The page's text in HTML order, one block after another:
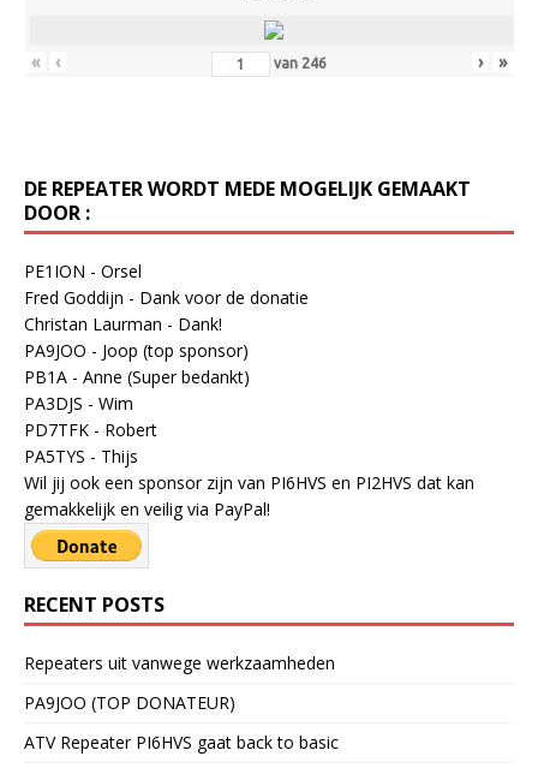
« ‹ van 246 › »
DE REPEATER WORDT MEDE MOGELIJK GEMAAKT
DOOR :
PE1ION - Orsel
Fred Goddijn - Dank voor de donatie
Christan Laurman - Dank!
PA9JOO - Joop (top sponsor)
PB1A - Anne (Super bedankt)
PA3DJS - Wim
PD7TFK - Robert
PA5TYS - Thijs
Wil jij ook een sponsor zijn van PI6HVS en PI2HVS dat kan
gemakkelijk en veilig via PayPal!
RECENT POSTS
Repeaters uit vanwege werkzaamheden
PA9JOO (TOP DONATEUR)
ATV Repeater PI6HVS gaat back to basic